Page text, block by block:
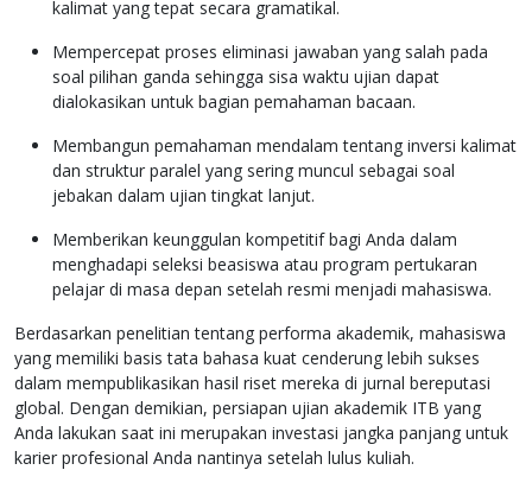
kalimat yang tepat secara gramatikal.
Mempercepat proses eliminasi jawaban yang salah pada
soal pilihan ganda sehingga sisa waktu ujian dapat
dialokasikan untuk bagian pemahaman bacaan.
Membangun pemahaman mendalam tentang inversi kalimat
dan struktur paralel yang sering muncul sebagai soal
jebakan dalam ujian tingkat lanjut.
Memberikan keunggulan kompetitif bagi Anda dalam
menghadapi seleksi beasiswa atau program pertukaran
pelajar di masa depan setelah resmi menjadi mahasiswa.
Berdasarkan penelitian tentang performa akademik, mahasiswa
yang memiliki basis tata bahasa kuat cenderung lebih sukses
dalam mempublikasikan hasil riset mereka di jurnal bereputasi
global. Dengan demikian, persiapan ujian akademik ITB yang
Anda lakukan saat ini merupakan investasi jangka panjang untuk
karier profesional Anda nantinya setelah lulus kuliah.